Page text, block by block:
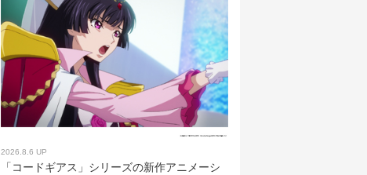
2026.8.6 UP
「コードギアス」シリーズの新作アニメーシ